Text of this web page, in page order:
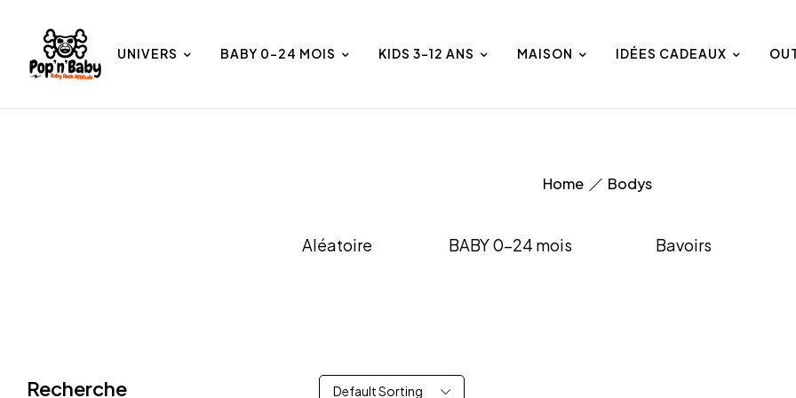
UNIVERS BABY 0-24 MOIS KIDS 3-12 ANS MAISON IDÉES CADEAUX
Home Bodys
Aléatoire BABY 0-24 mois Bavoirs
Recherche Default Sorting